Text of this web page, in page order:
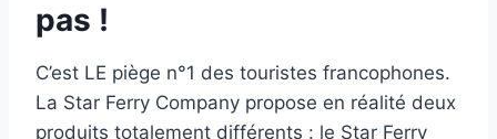
pas !
C’est LE piège n°1 des touristes francophones.
La Star Ferry Company propose en réalité deux
produits totalement différents : le Star Ferry